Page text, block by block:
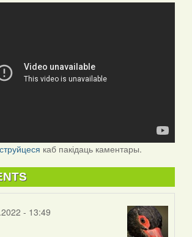
каб пакідаць каментары.
- 13:49